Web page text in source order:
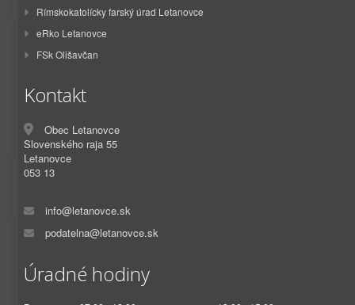
Rímskokatolícky farský úrad Letanovce
eRko Letanovce
FSk Olišavčan
Kontakt
Obec Letanovce
Slovenského raja 55
Letanovce
053 13
info@letanovce.sk
podatelna@letanovce.sk
Úradné hodiny